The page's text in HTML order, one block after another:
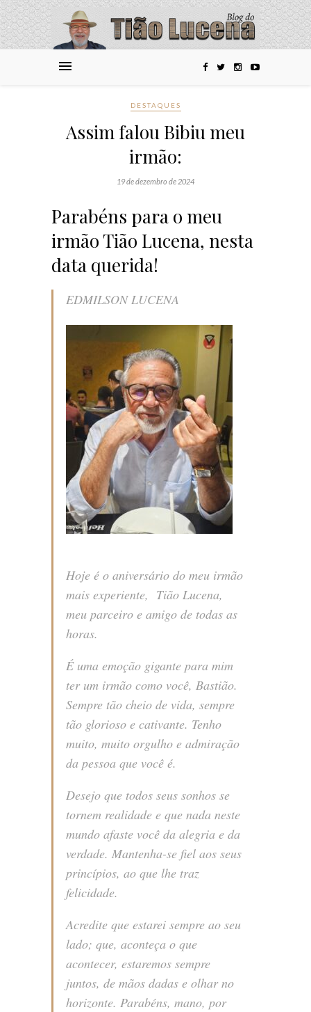
DESTAQUES
Assim falou Bibiu meu
irmão:
19 de dezembro de 2024
Parabéns para o meu
irmão Tião Lucena, nesta
data querida!
EDMILSON LUCENA
Hoje é o aniversário do meu irmão
mais experiente, Tião Lucena,
meu parceiro e amigo de todas as
horas.
É uma emoção gigante para mim
ter um irmão como você, Bastião.
Sempre tão cheio de vida, sempre
tão glorioso e cativante. Tenho
muito, muito orgulho e admiração
da pessoa que você é.
Desejo que todos seus sonhos se
tornem realidade e que nada neste
mundo afaste você da alegria e da
verdade. Mantenha-se fiel aos seus
princípios, ao que lhe traz
felicidade.
Acredite que estarei sempre ao seu
lado; que, aconteça o que
acontecer, estaremos sempre
juntos, de mãos dadas e olhar no
horizonte. Parabéns, mano, por